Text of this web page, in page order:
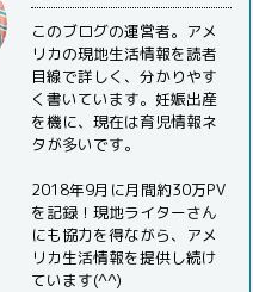
このブログの運営者。アメ
リカの現地生活情報を読者
目線で詳しく、分かりやす
く書いています。妊娠出産
を機に、現在は育児情報ネ
タが多いです。
2018年9月に月間約30万PV
を記録！現地ライターさん
にも協力を得ながら、アメ
リカ生活情報を提供し続け
ています(^^)